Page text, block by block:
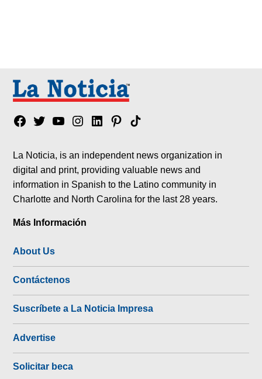
Facebook
TwitterYouTubeInstagram
LinkedinPinterest
Tik
La Noticia, is an independent news organization in
digital and print, providing valuable news and
information in Spanish to the Latino community in
Charlotte and North Carolina for the last 28 years.
Más Información
About Us
Contáctenos
Suscríbete a La Noticia Impresa
Advertise
Solicitar beca